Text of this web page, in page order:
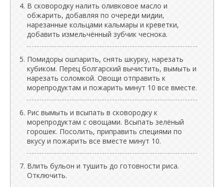
В сковородку налить оливковое масло и
обжарить, добавляя по очереди мидии,
нарезанные кольцами кальмары и креветки,
добавить измельчённый зубчик чеснока.
Помидоры ошпарить, снять шкурку, нарезать
кубиком. Перец болгарский вычистить, вымыть и
нарезать соломкой. Овощи отправить к
морепродуктам и пожарить минут 10 все вместе.
Рис вымыть и всыпать в сковородку к
морепродуктам с овощами. Всыпать зелёный
горошек. Посолить, приправить специями по
вкусу и пожарить все вместе минут 10.
Влить бульон и тушить до готовности риса.
Отключить.